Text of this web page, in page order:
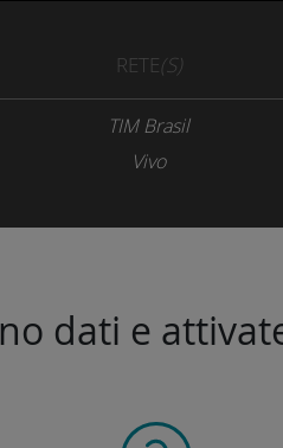
RETE(S)
TIM Brasil
Vivo
dati e